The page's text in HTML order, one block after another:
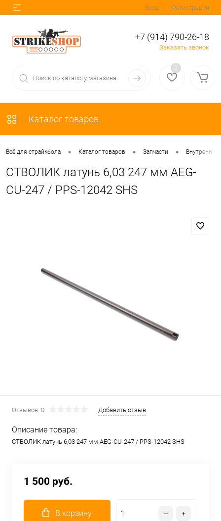
Вход Регистрация
+7 (914) 790-26-18
Заказать звонок
0
Каталог товаров
Всё для страйкбола • Каталог товаров • Запчасти • Внутренние
СТВОЛИК латунь 6,03 247 мм AEG-
CU-247 / PPS-12042 SHS
Отзывов: 0 Добавить отзыв
Описание товара:
СТВОЛИК латунь 6,03 247 мм AEG-CU-247 / PPS-12042 SHS
1 500 руб.
В корзину